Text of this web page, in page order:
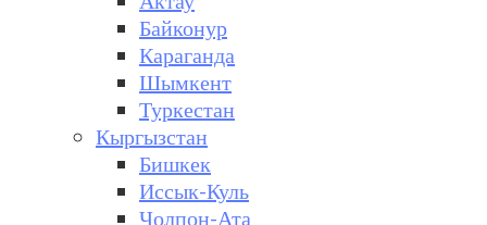
Байконур
Караганда
Шымкент
Туркестан
Кыргызстан
Бишкек
Иссык-Куль
Чолпон-Ата